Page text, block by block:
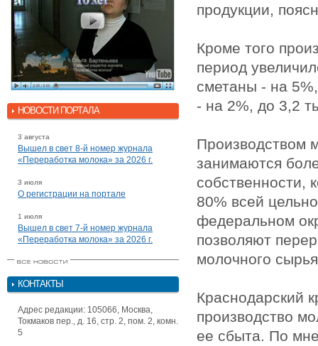
НОВОСТИ ПОРТАЛА
3 августа
Вышел в свет 8-й номер журнала
«Переработка молока» за 2026 г.
3 июля
О регистрации на портале
1 июля
Вышел в свет 7-й номер журнала
«Переработка молока» за 2026 г.
КОНТАКТЫ
Адрес редакции: 105066, Москва,
Токмаков пер., д. 16, стр. 2, пом. 2, комн.
5
продукции,
Кроме того
период
сметаны - на
- на 2%, до 3,2
Производством
занимаются
собственности,
80% всей
федеральном
позволяют
молочного
Краснодарский
производство
ее сбыта. По